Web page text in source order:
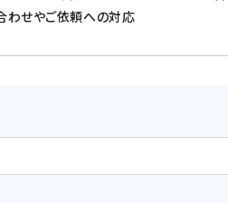
わせやご依頼への対応